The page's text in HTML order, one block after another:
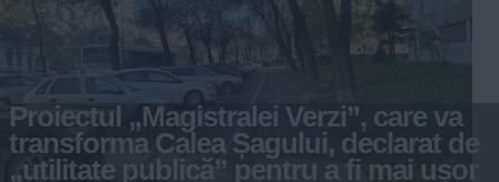
Proiectul „Magistralei Verzi”, care va
transforma Calea Șagului, declarat de
„utilitate publică” pentru a fi mai ușor